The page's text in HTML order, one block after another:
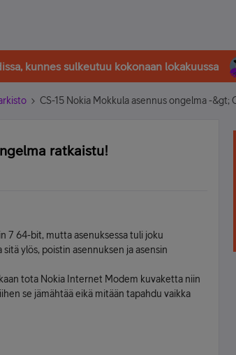
kunnes sulkeutuu kokonaan lokakuussa
CS-15 Nokia Mokkula asennus ongelma -&gt;
ratkaistu!
7 64-bit, mutta asenuksessa tuli joku
ylös, poistin asennuksen ja asensin
tota Nokia Internet Modem kuvaketta niin
se jämähtää eikä mitään tapahdu vaikka